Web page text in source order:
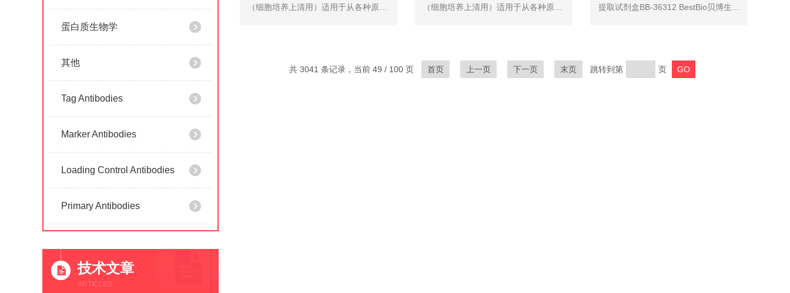
蛋白质生物学
其他
Tag Antibodies
Marker Antibodies
Loading Control Antibodies
Primary Antibodies
技术文章
ARTICLES
（细胞培养上清用）适用于从各种原代
（细胞培养上清用）适用于从各种原代
提取试剂盒BB-36312 BestBio贝博生物
共 3041 条记录，当前 49 / 100 页 首页 上一页 下一页 末页 跳转到第 页